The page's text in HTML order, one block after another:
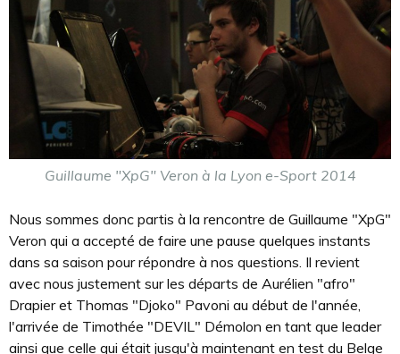
Guillaume "XpG" Veron à la Lyon e-Sport 2014
Nous sommes donc partis à la rencontre de Guillaume "XpG"
Veron qui a accepté de faire une pause quelques instants
dans sa saison pour répondre à nos questions. Il revient
avec nous justement sur les départs de Aurélien "afro"
Drapier et Thomas "Djoko" Pavoni au début de l'année,
l'arrivée de Timothée "DEVIL" Démolon en tant que leader
ainsi que celle qui était jusqu'à maintenant en test du Belge